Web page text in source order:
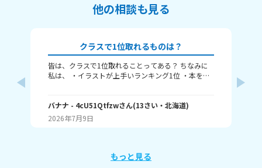
他の相談も見る
クラスで1位取れるものは？
皆は、クラスで1位取れることってある？ ちなみに
私は、 ・イラストが上手いランキング1位 ・本を読
ングで1位取れる？ 書いてくれたら嬉しいです！ じ
ゃね。
バナナ - 4cU51Qtfzwさん(13さい・ 北海道)
2026年7月9日
もっと見る